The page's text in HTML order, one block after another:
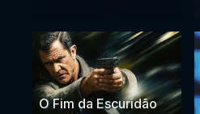
O Fim da Escuridão